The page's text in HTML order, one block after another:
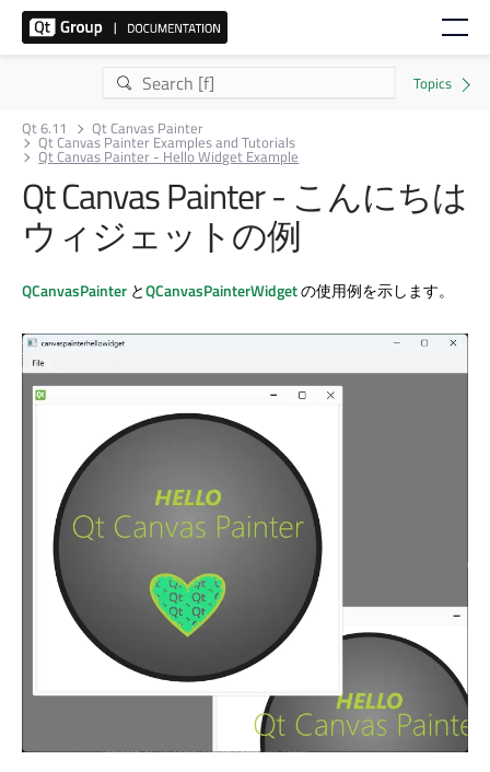
Qt 6.11 Qt Canvas Painter
Qt Canvas Painter Examples and Tutorials
Qt Canvas Painter - Hello Widget Example
Qt Canvas Painter - こんにちは
ウィジェットの例
QCanvasPainter とQCanvasPainterWidgetの使用例を示します。